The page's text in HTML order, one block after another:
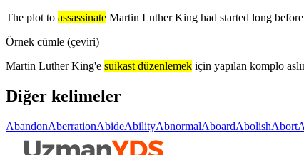
The plot to assassinate Martin Luther King had started long
Örnek cümle (çeviri)
Martin Luther King'e suikast düzenlemek için yapılan komplo
Diğer kelimeler
AbandonAberrationAbideAbilityAbnormalAboardAbolishAbort